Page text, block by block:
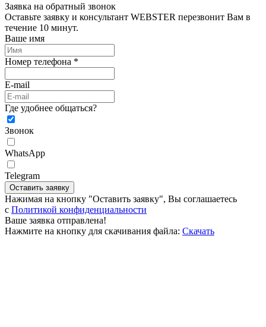
Заявка на обратный звонок
Оставьте заявку и консультант WEBSTER перезвонит Вам в
течение 10 минут.
Ваше имя
Номер телефона *
E-mail
Где удобнее общаться?
Звонок
WhatsApp
Telegram
Оставить заявку
Нажимая на кнопку "Оставить заявку", Вы соглашаетесь
c Политикой конфиденциальности
Ваше заявка отправлена!
Нажмите на кнопку для скачивания файла: Скачать